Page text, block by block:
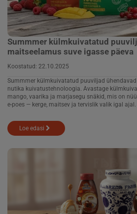
Summmer külmkuivatatud
maitseelamus suve igasse päeva
Koostatud: 22.10.2025
Summmer külmkuivatatud puuviljad
nutika kuivatustehnoloogia. Avastage
mango, vaarika ja marjasegu snäkid, mis on
e-poes — kerge, maitsev ja tervislik valik igal ajal.
Loe edasi